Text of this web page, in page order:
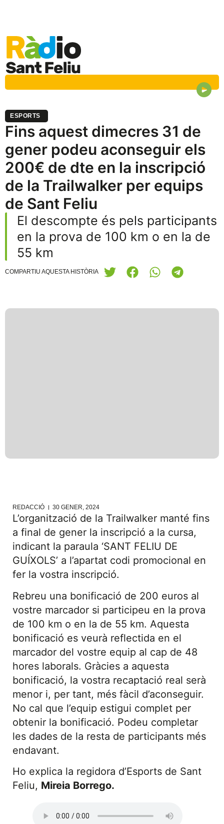
ESPORTS
Fins aquest dimecres 31 de
gener podeu aconseguir els
200€ de dte en la inscripció
de la Trailwalker per equips
de Sant Feliu
El descompte és pels participants
en la prova de 100 km o en la de
55 km
COMPARTIU AQUESTA HISTÒRIA
REDACCIÓ 30 GENER, 2024
L’organització de la Trailwalker manté fins
a final de gener la inscripció a la cursa,
indicant la paraula ‘SANT FELIU DE
GUÍXOLS’ a l’apartat codi promocional en
fer la vostra inscripció.
Rebreu una bonificació de 200 euros al
vostre marcador si participeu en la prova
de 100 km o en la de 55 km. Aquesta
bonificació es veurà reflectida en el
marcador del vostre equip al cap de 48
hores laborals. Gràcies a aquesta
bonificació, la vostra recaptació real serà
menor i, per tant, més fàcil d’aconseguir.
No cal que l’equip estigui complet per
obtenir la bonificació. Podeu completar
les dades de la resta de participants més
endavant.
Ho explica la regidora d’Esports de Sant
Feliu, Mireia Borrego.